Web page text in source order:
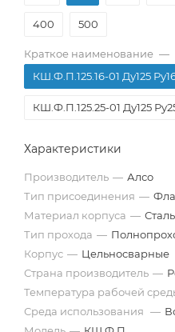
400 500
Краткое наименование —
КШ.Ф.П.125.16-01 Ду125
КШ.Ф.П.125.25-01 Ду125
Характеристики
Производитель — Алсо
Тип присоединения —
Материал корпуса —
Тип прохода —
Корпус — Цельносварные
Страна производитель —
Температура рабочей
Среда использования —